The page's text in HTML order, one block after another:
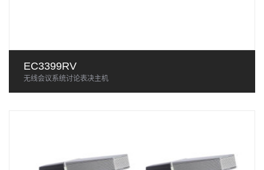
EC3399RV
无线会议系统讨论表决主机